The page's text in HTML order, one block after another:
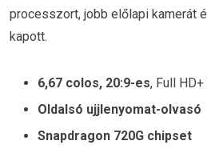
processzort, jobb előlapi kamerát
kapott.
6,67 colos, 20:9-es, Full
Oldalsó ujjlenyomat-olvasó
Snapdragon 720G chipset